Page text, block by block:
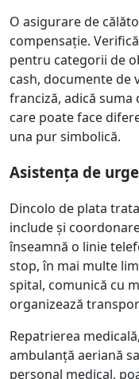
O asigurare de
compensație.
pentru categorii de
cash, documente de
franciză, adică
care poate face
una pur simbolică.
Asistența de
Dincolo de plata
include și
înseamnă o linie
stop, în mai multe
spital, comunică cu
organizează
Repatrierea
ambulanță aeriană
personal medical,